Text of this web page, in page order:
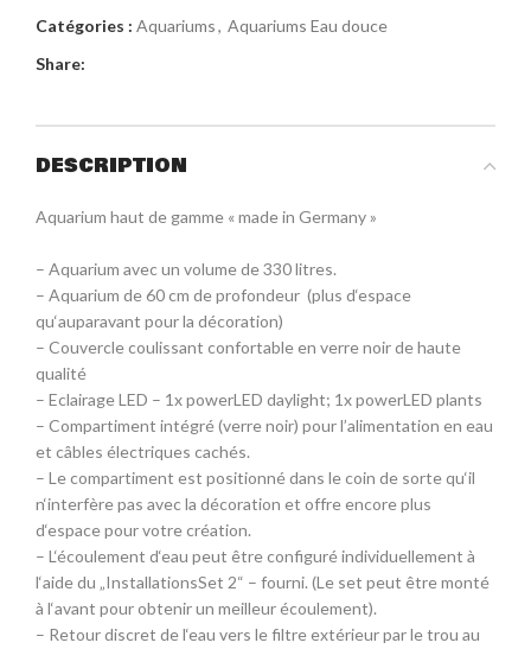
Catégories : Aquariums, Aquariums Eau douce
Share:
DESCRIPTION
Aquarium haut de gamme « made in Germany »
– Aquarium avec un volume de 330 litres.
– Aquarium de 60 cm de profondeur (plus d‘espace
qu‘auparavant pour la décoration)
– Couvercle coulissant confortable en verre noir de haute
qualité
– Eclairage LED – 1x powerLED daylight; 1x powerLED plants
– Compartiment intégré (verre noir) pour l’alimentation en eau
et câbles électriques cachés.
– Le compartiment est positionné dans le coin de sorte qu‘il
n‘interfère pas avec la décoration et offre encore plus
d‘espace pour votre création.
– L‘écoulement d‘eau peut être configuré individuellement à
l‘aide du „InstallationsSet 2“ – fourni. (Le set peut être monté
à l‘avant pour obtenir un meilleur écoulement).
– Retour discret de l‘eau vers le filtre extérieur par le trou au